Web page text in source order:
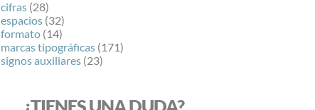
cifras (28)
espacios (32)
formato (14)
marcas tipográficas (171)
signos auxiliares (23)
¿TIENES UNA DUDA?